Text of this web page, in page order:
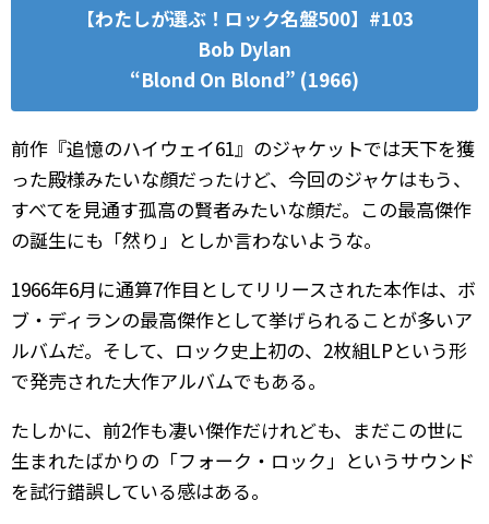
【わたしが選ぶ！ロック名盤500】#103
Bob Dylan
“Blond On Blond” (1966)
前作『追憶のハイウェイ61』のジャケットでは天下を獲
った殿様みたいな顔だったけど、今回のジャケはもう、
すべてを見通す孤高の賢者みたいな顔だ。この最高傑作
の誕生にも「然り」としか言わないような。
1966年6月に通算7作目としてリリースされた本作は、ボ
ブ・ディランの最高傑作として挙げられることが多いア
ルバムだ。そして、ロック史上初の、2枚組LPという形
で発売された大作アルバムでもある。
たしかに、前2作も凄い傑作だけれども、まだこの世に
生まれたばかりの「フォーク・ロック」というサウンド
を試行錯誤している感はある。